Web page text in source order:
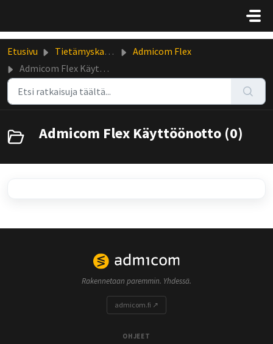
Etusivu Tietämyskanta
Admicom Flex
Admicom Flex Käyttöönotto
Admicom Flex Käyttöönotto (0)
Rakennetaan paremmin. Yhdessä.
admicom.fi ↗
OHJEET